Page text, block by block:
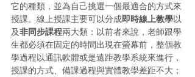
它的種類，並為自己挑選一個最適合的方式來
授課。線上授課主要可以分成即時線上教學以
及非同步課程兩大類：以前者來說，老師跟學
生都必須在固定的時間出現在螢幕前，整個教
學過程以通訊軟體或是遠距教學系統來進行，
授課的方式、備課過程與實體教學差距不大；